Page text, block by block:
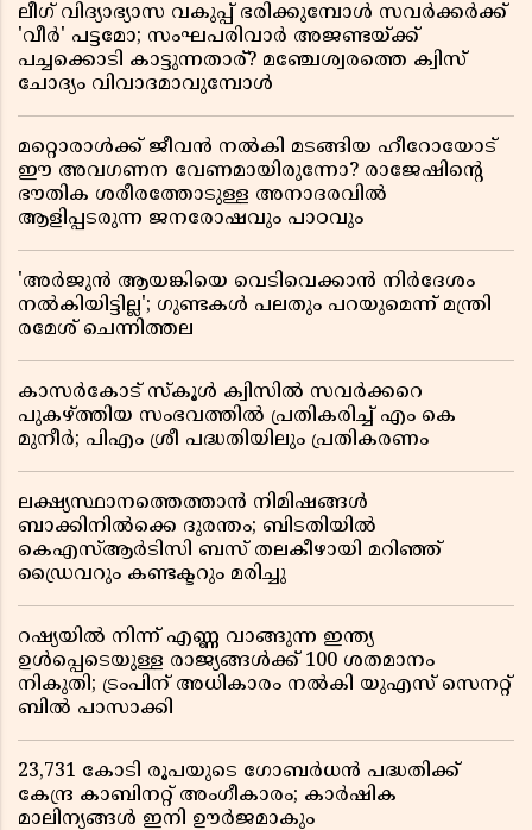
ലീഗ് വിദ്യാഭ്യാസ വകുപ്പ് ഭരിക്കുമ്പോൾ സവർക്കർക്ക്
'വീർ' പട്ടമോ; സംഘപരിവാർ അജണ്ടയ്ക്ക്
പച്ചക്കൊടി കാട്ടുന്നതാര്? മഞ്ചേശ്വരത്തെ ക്വിസ്
ചോദ്യം വിവാദമാവുമ്പോൾ
മറ്റൊരാൾക്ക് ജീവൻ നൽകി മടങ്ങിയ ഹീറോയോട്
ഈ അവഗണന വേണമായിരുന്നോ? രാജേഷിൻ്റെ
ഭൗതിക ശരീരത്തോടുള്ള അനാദരവിൽ
ആളിപ്പടരുന്ന ജനരോഷവും പാഠവും
'അർജുൻ ആയങ്കിയെ വെടിവെക്കാൻ നിർദേശം
നൽകിയിട്ടില്ല'; ഗുണ്ടകൾ പലതും പറയുമെന്ന് മന്ത്രി
രമേശ് ചെന്നിത്തല
കാസർകോട് സ്കൂൾ ക്വിസിൽ സവർക്കറെ
പുകഴ്ത്തിയ സംഭവത്തിൽ പ്രതികരിച്ച് എം കെ
മുനീർ; പിഎം ശ്രീ പദ്ധതിയിലും പ്രതികരണം
ലക്ഷ്യസ്ഥാനത്തെത്താൻ നിമിഷങ്ങൾ
ബാക്കിനിൽക്കെ ദുരന്തം; ബിടതിയിൽ
കെഎസ്ആർടിസി ബസ് തലകീഴായി മറിഞ്ഞ്
ഡ്രൈവറും കണ്ടക്ടറും മരിച്ചു
റഷ്യയിൽ നിന്ന് എണ്ണ വാങ്ങുന്ന ഇന്ത്യ
ഉൾപ്പെടെയുള്ള രാജ്യങ്ങൾക്ക് 100 ശതമാനം
നികുതി; ട്രംപിന് അധികാരം നൽകി യുഎസ് സെനറ്റ്
ബിൽ പാസാക്കി
23,731 കോടി രൂപയുടെ ഗോബർധൻ പദ്ധതിക്ക്
കേന്ദ്ര കാബിനറ്റ് അംഗീകാരം; കാർഷിക
മാലിന്യങ്ങൾ ഇനി ഊർജമാകും